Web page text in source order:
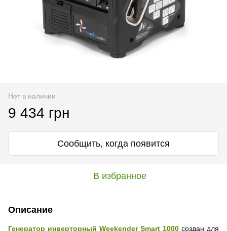
Нет в наличии
9 434 грн
Сообщить, когда появится
В избранное
Описание
Генератор инверторный Weekender Smart 1000 создан для